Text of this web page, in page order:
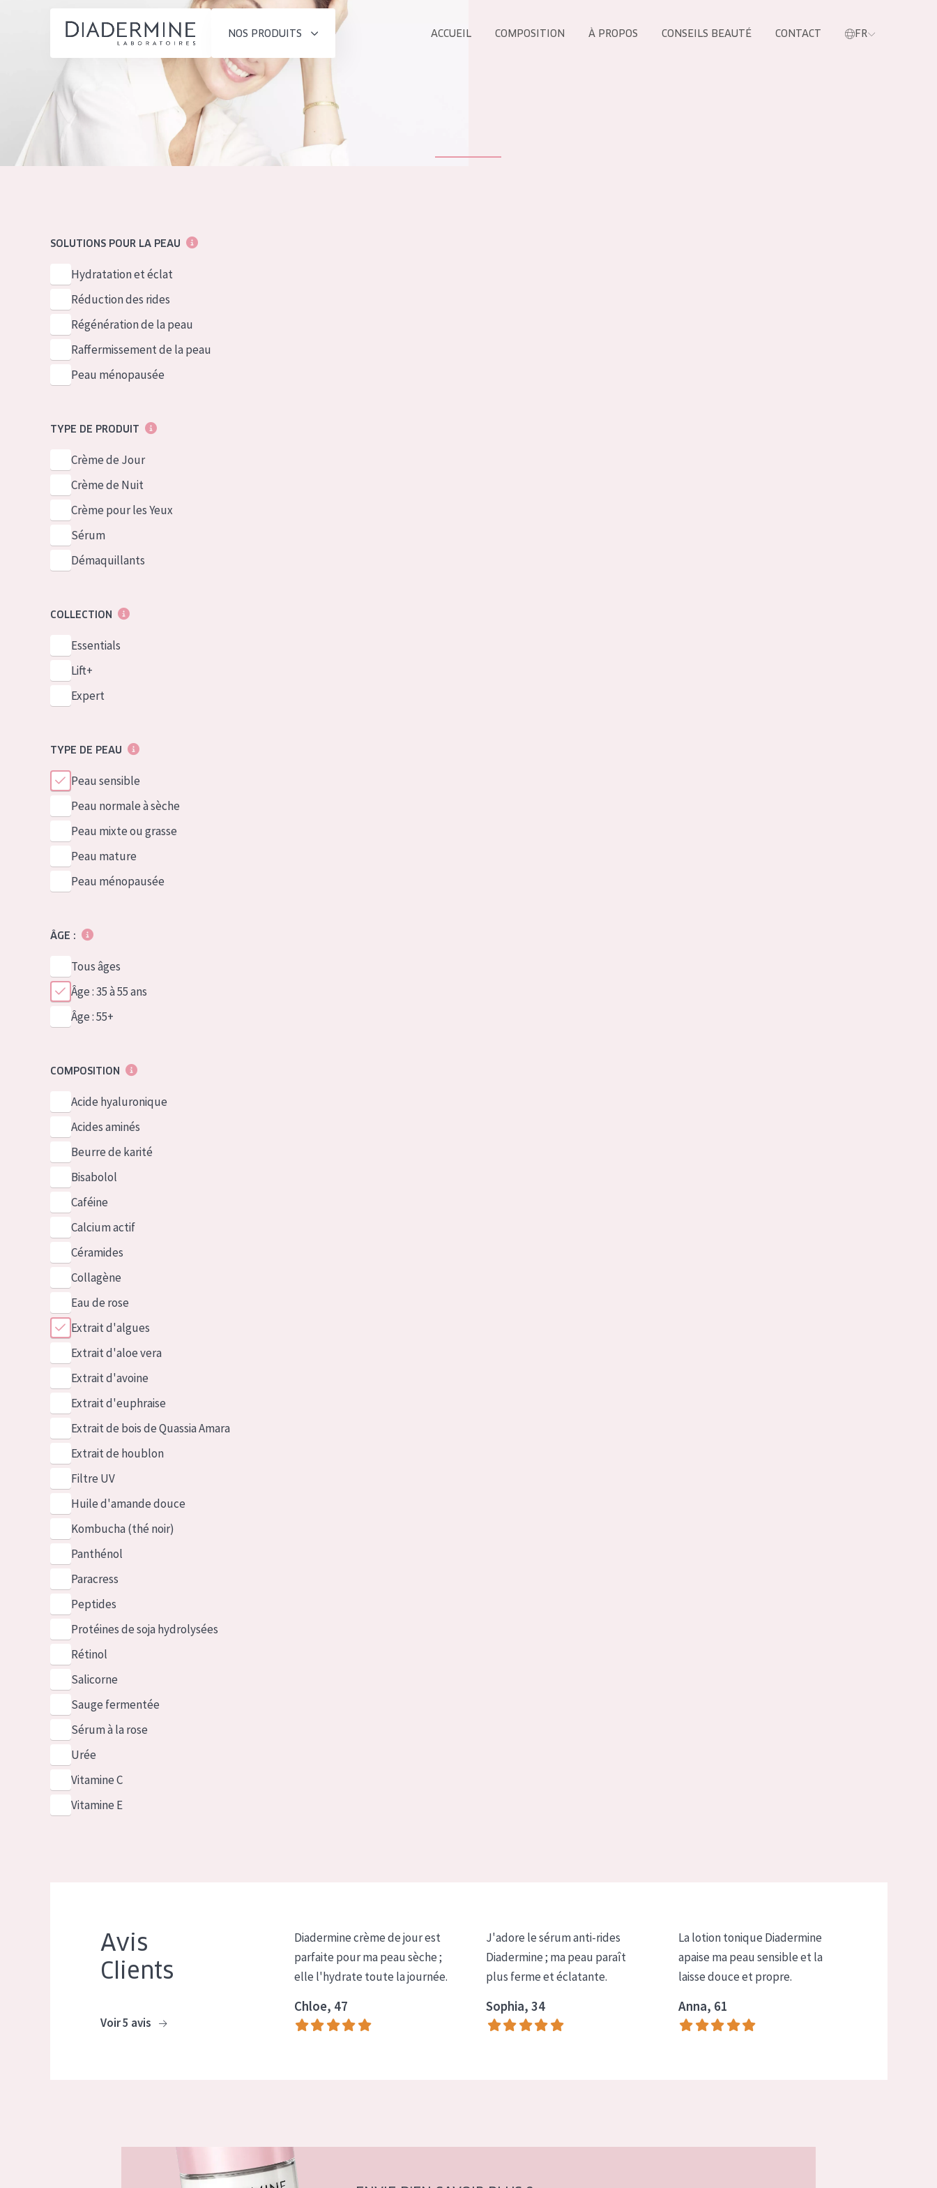
NOS PRODUITS
SOLUTIONS POUR LA PEAU
Hydratation et éclat
Réduction des rides
Peau ménopausée
TYPE DE PRODUIT
Crème de Jour
ACCUEIL COMPOSITION À PROPOS CONSEILS BEAUTÉ CONTACT FR
ACCUEIL
Composition
À propos
SOLUTIONS POUR LA PEAU
Hydratation et éclat
Réduction des rides
Régénération de la peau
Raffermissement de la peau
Peau ménopausée
TYPE DE PRODUIT
Crème de Jour
Crème de Nuit
Crème pour les Yeux
Sérum
Démaquillants
COLLECTION
Essentials
Lift+
Expert
TYPE DE PEAU
Peau sensible
Peau normale à sèche
Peau mixte ou grasse
Peau mature
Peau ménopausée
ÂGE :
Tous âges
Âge : 35 à 55 ans
Âge : 55+
COMPOSITION
Acide hyaluronique
Acides aminés
Beurre de karité
Bisabolol
Caféine
Calcium actif
Céramides
Collagène
Eau de rose
Extrait d'algues
Extrait d'aloe vera
Extrait d'avoine
Extrait d'euphraise
Extrait de bois de Quassia Amara
Extrait de houblon
Filtre UV
Huile d'amande douce
Kombucha (thé noir)
Panthénol
Paracress
Peptides
Protéines de soja hydrolysées
Rétinol
Salicorne
Sauge fermentée
Sérum à la rose
Urée
Vitamine C
Vitamine E
Avis
Clients
Voir 5 avis
Diadermine crème de jour est
parfaite pour ma peau sèche ;
elle l'hydrate toute la journée.
Chloe, 47
J'adore le sérum anti-rides
Diadermine ; ma peau paraît
plus ferme et éclatante.
Sophia, 34
La lotion tonique Diadermine
apaise ma peau sensible et la
laisse douce et propre.
Anna, 61